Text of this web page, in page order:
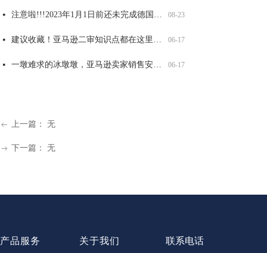
ꂃ 上一篇： 无
ꁹ 下一篇： 无
08-23
넷
06-17
넷
06-17
넷
产品服务 关于我们 联系电话